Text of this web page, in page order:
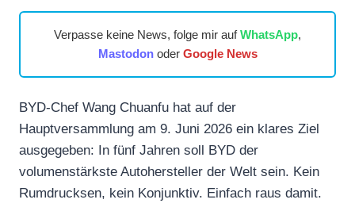
Verpasse keine News, folge mir aufWhatsApp,
Mastodonoder Google News
BYD-Chef Wang Chuanfu hat auf der
Hauptversammlung am 9. Juni 2026 ein klares Ziel
ausgegeben: In fünf Jahren soll BYD der
volumenstärkste Autohersteller der Welt sein. Kein
Rumdrucksen, kein Konjunktiv. Einfach raus damit.